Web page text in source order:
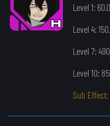
Level 1: 60.0
Level 4:
Level 7:
Level 10:
Sub Effect: